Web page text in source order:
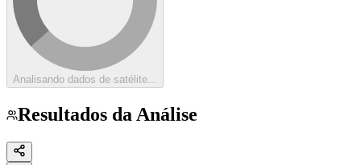
Analisando dados de satélite...
Resultados da Análise